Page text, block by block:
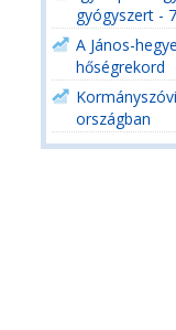
gyógyszert -
A János-
hőségrekord
országban